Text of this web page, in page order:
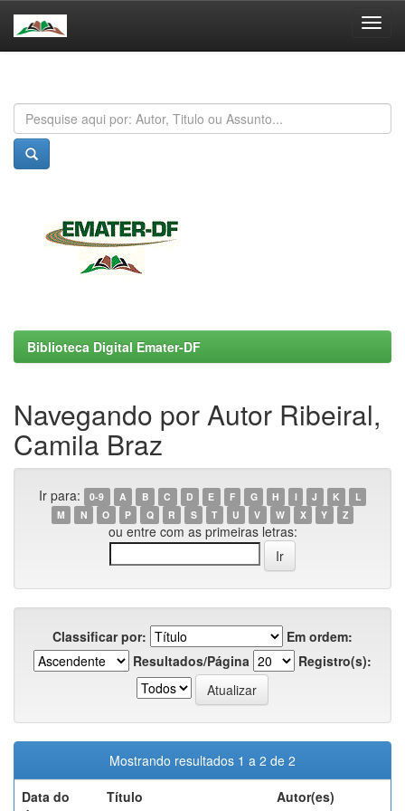
Biblioteca Digital Emater-DF
Navegando por Autor Ribeiral,
Camila Braz
Ir para: 0-9 A B C D E F G H I J K
L
M
N O P Q R S T U V W X Y Z
ou entre com as primeiras letras:
Classificar por:
Em ordem:
Resultados/Página
Registro(s):
Mostrando resultados 1 a 2 de 2
Data do
Título Autor(es)